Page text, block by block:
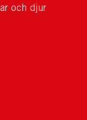
och djur